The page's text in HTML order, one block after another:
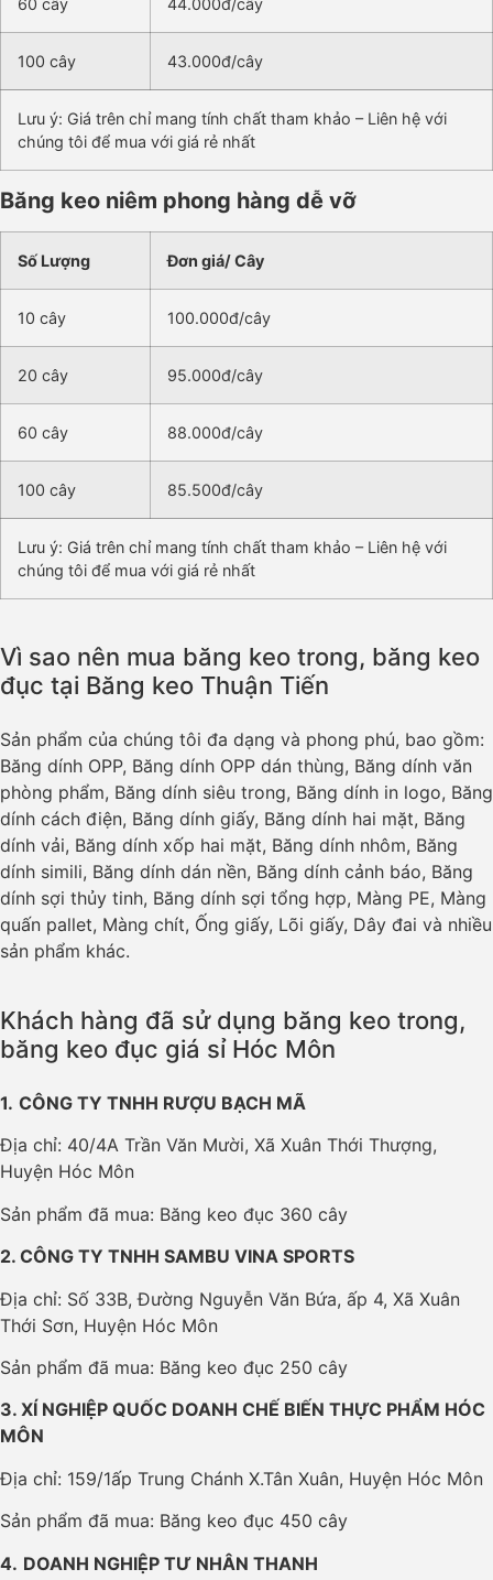
100 cây 43.000đ/cây
Lưu ý: Giá trên chỉ mang tính chất tham khảo – Liên hệ với
chúng tôi để mua với giá rẻ nhất
Băng keo niêm phong hàng dễ vỡ
Số Lượng Đơn giá/ Cây
10 cây 100.000đ/cây
20 cây 95.000đ/cây
60 cây 88.000đ/cây
100 cây 85.500đ/cây
Lưu ý: Giá trên chỉ mang tính chất tham khảo – Liên hệ với
chúng tôi để mua với giá rẻ nhất
Vì sao nên mua băng keo trong, băng keo
đục tại Băng keo Thuận Tiến
Sản phẩm của chúng tôi đa dạng và phong phú, bao gồm:
Băng dính OPP, Băng dính OPP dán thùng, Băng dính văn
phòng phẩm, Băng dính siêu trong, Băng dính in logo, Băng
dính cách điện, Băng dính giấy, Băng dính hai mặt, Băng
dính vải, Băng dính xốp hai mặt, Băng dính nhôm, Băng
dính simili, Băng dính dán nền, Băng dính cảnh báo, Băng
dính sợi thủy tinh, Băng dính sợi tổng hợp, Màng PE, Màng
quấn pallet, Màng chít, Ống giấy, Lõi giấy, Dây đai và nhiều
sản phẩm khác.
Khách hàng đã sử dụng băng keo trong,
băng keo đục giá sỉ Hóc Môn
1. CÔNG TY TNHH RƯỢU BẠCH MÃ
Địa chỉ: 40/4A Trần Văn Mười, Xã Xuân Thới Thượng,
Huyện Hóc Môn
Sản phẩm đã mua: Băng keo đục 360 cây
2. CÔNG TY TNHH SAMBU VINA SPORTS
Địa chỉ: Số 33B, Đường Nguyễn Văn Bứa, ấp 4, Xã Xuân
Thới Sơn, Huyện Hóc Môn
Sản phẩm đã mua: Băng keo đục 250 cây
3. XÍ NGHIỆP QUỐC DOANH CHẾ BIẾN THỰC PHẨM HÓC
MÔN
Địa chỉ: 159/1ấp Trung Chánh X.Tân Xuân, Huyện Hóc Môn
Sản phẩm đã mua: Băng keo đục 450 cây
4. DOANH NGHIỆP TƯ NHÂN THANH